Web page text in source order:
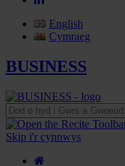
English
Cymraeg
BUSINESS
Dod
o
hyd
Gwrs
Skip i'r cynnwys